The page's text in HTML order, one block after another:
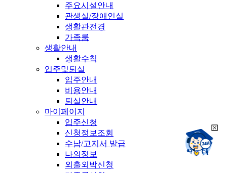
주요시설안내
관생실/장애인실
생활관전경
가족룸
생활안내
생활수칙
입주및퇴실
입주안내
비용안내
퇴실안내
마이페이지
입주신청
신청정보조회
수납/고지서 발급
나의정보
외출외박신청
챗봇상담:
24시
채팅상담:
9시~18시
희